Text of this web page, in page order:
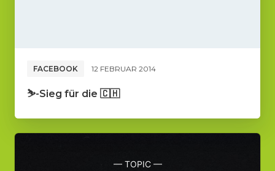
FACEBOOK 12 FEBRUAR 2014
⛷-Sieg für die 🇨🇭
— TOPIC —